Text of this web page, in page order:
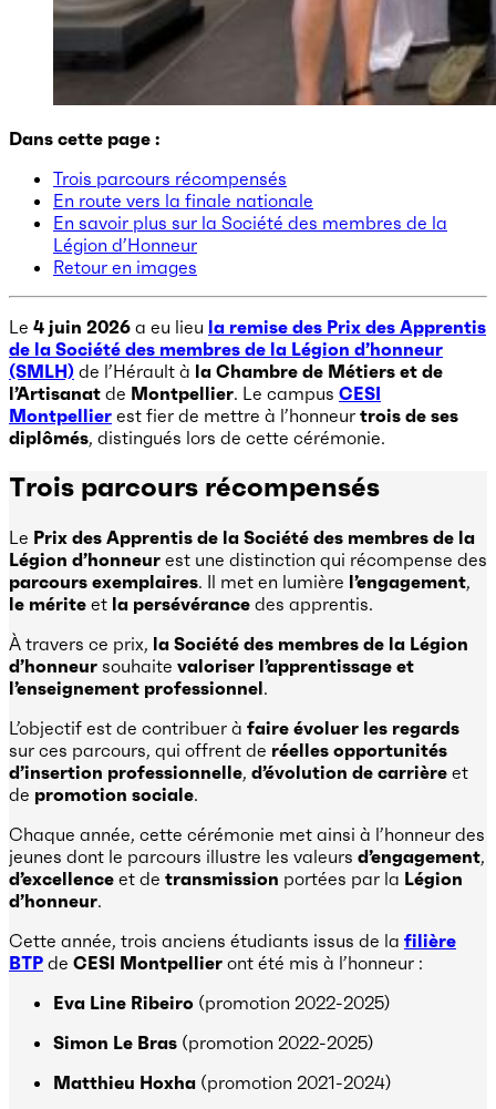
Dans cette page :
Trois parcours récompensés
En route vers la finale nationale
En savoir plus sur la Société des membres de la
Légion d’Honneur
Retour en images
Le 4 juin 2026 a eu lieu la remise des Prix des Apprentis
de la Société des membres de la Légion d’honneur
(SMLH) de l’Hérault à la Chambre de Métiers et de
l’Artisanat de Montpellier. Le campus CESI
Montpellier est fier de mettre à l’honneur trois de ses
diplômés, distingués lors de cette cérémonie.
Trois parcours récompensés
Le Prix des Apprentis de la Société des membres de la
Légion d’honneur est une distinction qui récompense des
parcours exemplaires. Il met en lumière l’engagement,
le mérite et la persévérance des apprentis.
À travers ce prix, la Société des membres de la Légion
d’honneur souhaite valoriser l’apprentissage et
l’enseignement professionnel.
L’objectif est de contribuer à faire évoluer les regards
sur ces parcours, qui offrent de réelles opportunités
d’insertion professionnelle, d’évolution de carrière et
de promotion sociale.
Chaque année, cette cérémonie met ainsi à l’honneur des
jeunes dont le parcours illustre les valeurs d’engagement,
d’excellence et de transmission portées par la Légion
d’honneur.
Cette année, trois anciens étudiants issus de la filière
BTP de CESI Montpellier ont été mis à l’honneur :
Eva Line Ribeiro (promotion 2022-2025)
Simon Le Bras (promotion 2022-2025)
Matthieu Hoxha (promotion 2021-2024)